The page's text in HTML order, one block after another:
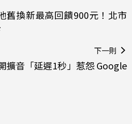
舊換新最高回饋900元！北市
下一則
擴音「延遲1秒」惹怨 Google